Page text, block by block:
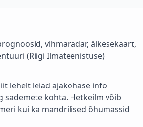
vihmaradar, äikesekaart,
(Riigi Ilmateenistuse)
lehelt leiad ajakohase info
kohta. Hetkeilm võib
kui ka mandrilised õhumassid